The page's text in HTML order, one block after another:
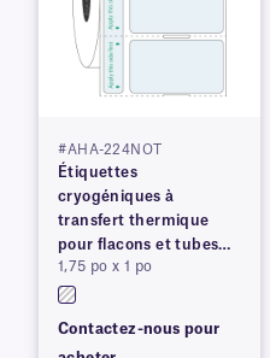
#AHA-224NOT
Étiquettes
cryogéniques à
transfert thermique
pour flacons et tubes
congelés
1,75 po x 1 po
Contactez-nous pour